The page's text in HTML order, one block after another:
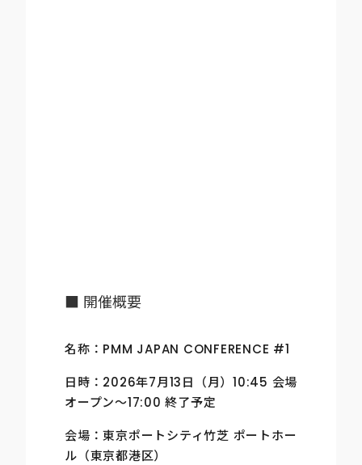
■ 開催概要
名称：PMM JAPAN CONFERENCE #1
日時：2026年7月13日（月）10:45 会場
オープン〜17:00 終了予定
会場：東京ポートシティ竹芝 ポートホー
ル（東京都港区）